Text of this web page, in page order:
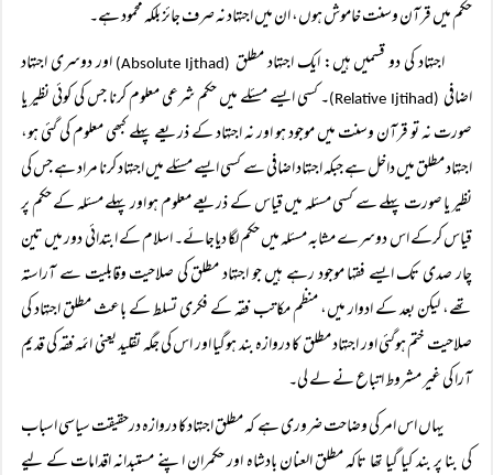
حکم میں قرآن وسنت خاموش ہوں، ان میں اجتہاد نہ صرف جائز بلکہ محمود ہے۔
اجتہاد کی دو قسمیں ہیں: ایک اجتہاد مطلق (Absolute Ijthad)
اور دوسری اجتہاد
اضافی (Relative Ijtihad)
۔ کسی ایسے مسئلے میں حکم شرعی معلوم کرنا جس کی کوئی نظیر یا
صورت نہ تو قرآن وسنت میں موجود ہو اور نہ اجتہاد کے ذریعے پہلے کبھی معلوم کی گئی ہو،
اجتہاد مطلق میں داخل ہے جبکہ اجتہاد اضافی سے کسی ایسے مسئلے میں اجتہاد کرنا مراد ہے جس کی
نظیر یا صورت پہلے سے کسی مسئلہ میں قیاس کے ذریعے معلوم ہو اور پہلے مسئلہ کے حکم پر
قیاس کرکے اس دوسرے مشابہ مسئلہ میں حکم لگا دیاجائے۔ اسلام کے ابتدائی دور میں تین
چار صدی تک ایسے فقہا موجود رہے ہیں جو اجتہاد مطلق کی صلاحیت وقابلیت سے آراستہ
تھے، لیکن بعد کے ادوار میں، منظم مکاتب فقہ کے فکری تسلط کے باعث مطلق اجتہاد کی
صلاحیت ختم ہوگئی اور اجتہاد مطلق کا دروازہ بند ہوگیا اور اس کی جگہ تقلید یعنی ائمہ فقہ کی قدیم
آرا کی غیر مشروط اتباع نے لے لی۔
یہاں اس امر کی وضاحت ضروری ہے کہ مطلق اجتہادکا دروازہ درحقیقت سیاسی اسباب
کی بنا پر بند کیا گیا تھا تاکہ مطلق العنان بادشاہ اور حکمران اپنے مستبدانہ اقدامات کے لیے